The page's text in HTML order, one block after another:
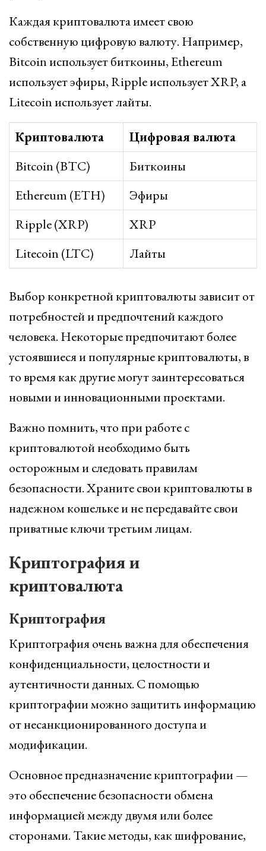
Каждая криптовалюта имеет свою
собственную цифровую валюту. Например,
Bitcoin использует биткоины, Ethereum
использует эфиры, Ripple использует XRP, а
Litecoin использует лайты.
Криптовалюта
Цифровая валюта
Bitcoin (BTC)
Биткоины
Ethereum (ETH)
Эфиры
Ripple (XRP)
XRP
Litecoin (LTC)
Лайты
Выбор конкретной криптовалюты зависит от
потребностей и предпочтений каждого
человека. Некоторые предпочитают более
устоявшиеся и популярные криптовалюты, в
то время как другие могут заинтересоваться
новыми и инновационными проектами.
Важно помнить, что при работе с
криптовалютой необходимо быть
осторожным и следовать правилам
безопасности. Храните свои криптовалюты в
надежном кошельке и не передавайте свои
приватные ключи третьим лицам.
Криптография и
криптовалюта
Криптография
Криптография очень важна для обеспечения
конфиденциальности, целостности и
аутентичности данных. С помощью
криптографии можно защитить информацию
от несанкционированного доступа и
модификации.
Основное предназначение криптографии —
это обеспечение безопасности обмена
информацией между двумя или более
сторонами. Такие методы, как шифрование,